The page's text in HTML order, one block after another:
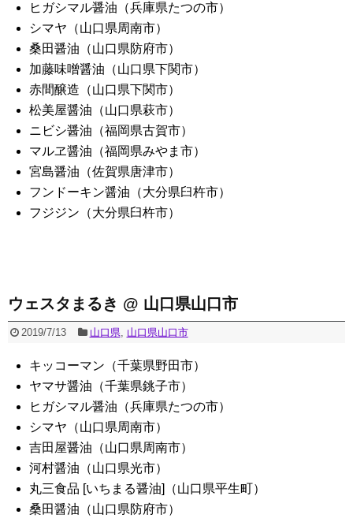
ヒガシマル醤油（兵庫県たつの市）
シマヤ（山口県周南市）
桑田醤油（山口県防府市）
加藤味噌醤油（山口県下関市）
赤間醸造（山口県下関市）
松美屋醤油（山口県萩市）
ニビシ醤油（福岡県古賀市）
マルヱ醤油（福岡県みやま市）
宮島醤油（佐賀県唐津市）
フンドーキン醤油（大分県臼杵市）
フジジン（大分県臼杵市）
ウェスタまるき @ 山口県山口市
2019/7/13 山口県, 山口県山口市
キッコーマン（千葉県野田市）
ヤマサ醤油（千葉県銚子市）
ヒガシマル醤油（兵庫県たつの市）
シマヤ（山口県周南市）
吉田屋醤油（山口県周南市）
河村醤油（山口県光市）
丸三食品 [いちまる醤油]（山口県平生町）
桑田醤油（山口県防府市）